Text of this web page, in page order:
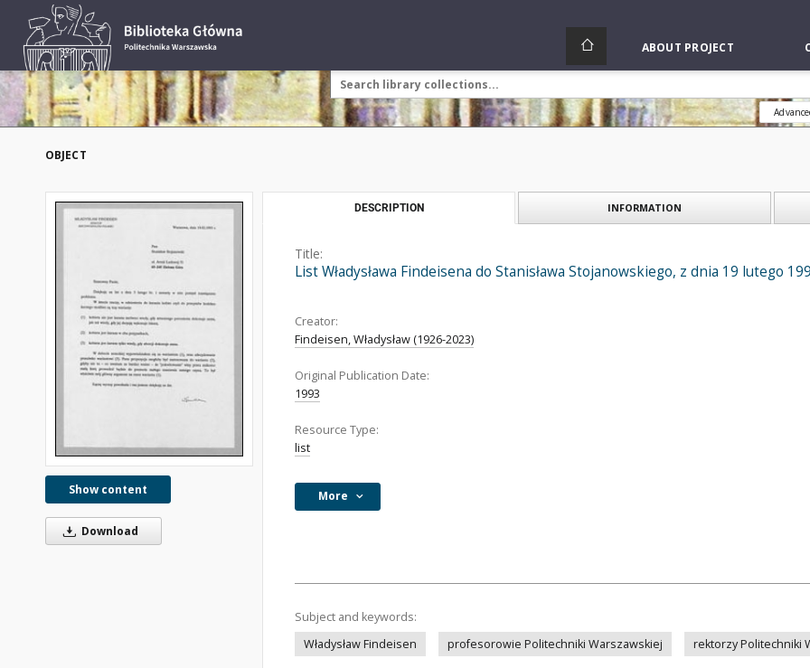
ABOUT PROJECT
OBJECT
Show content
Download
DESCRIPTION INFORMATION
Title:
List Władysława Findeisena do Stanisława Stojanowskiego, z dnia 19 lutego
Creator:
Findeisen, Władysław (1926-2023)
Original Publication Date:
1993
Resource Type:
list
More
Subject and keywords:
Władysław Findeisen
profesorowie Politechniki Warszawskiej rektorzy Politechniki